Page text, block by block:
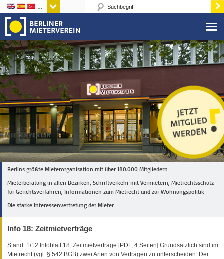
Sprachen
Berlins größte Mieterorganisation mit über 180.000 Mitgliedern
Mieterberatung in allen Bezirken, Schriftverkehr mit Vermietern, Mietrechtsschutz
für Gerichtsverfahren, Informationen zum Mietrecht und zur Wohnungspolitik
Die starke Interessenvertretung der Mieter
Info 18: Zeitmietverträge
Stand: 1/12 Infoblatt 18: Zeitmietverträge [PDF, 4 Seiten] Grundsätzlich sind im
Mietrecht (vgl. § 542 BGB) zwei Arten von Verträgen zu unterscheiden: Der